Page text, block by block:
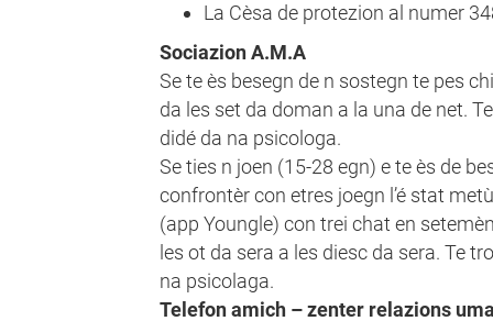
La Cèsa de protezion al numer
Sociazion A.M.A
Se te ès besegn de n sostegn te pes
da les set da doman a la una de net.
didé da na psicologa.
Se ties n joen (15-28 egn) e te ès de
confrontèr con etres joegn l’é stat
(app Youngle) con trei chat en
les ot da sera a les diesc da sera. Te
na psicolaga.
Telefon amich – zenter relazions